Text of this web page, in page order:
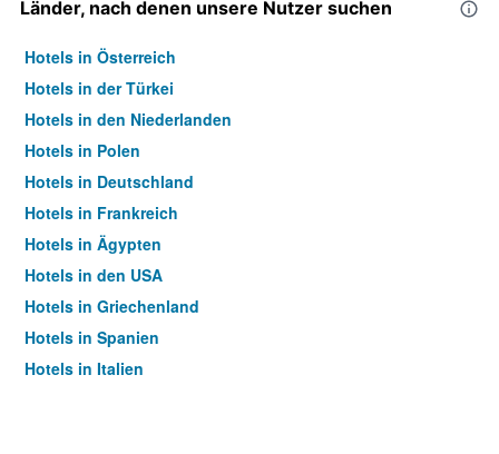
Länder, nach denen unsere Nutzer suchen
Hotels in Österreich
Hotels in der Türkei
Hotels in den Niederlanden
Hotels in Polen
Hotels in Deutschland
Hotels in Frankreich
Hotels in Ägypten
Hotels in den USA
Hotels in Griechenland
Hotels in Spanien
Hotels in Italien